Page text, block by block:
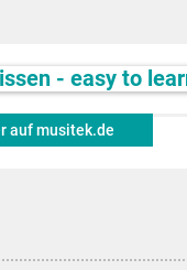
auf musitek.de